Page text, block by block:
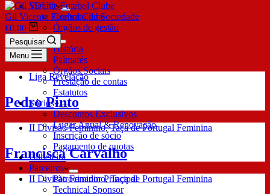
SDUQ
Contrato de Sociedade
Órgãos de gestão
Clube
História
Palmarés
Órgãos Sociais
Prestação de contas
Estatutos
Sócios
Descontos Exclusivos
Lugar Anual & Renovação
Inscrição de sócio
Pagamento de quotas
Bilheteira
Parceiros
Patrocinador Principal
Technical Sponsor
Gil Vicente Futebol Clube
€0,00
Pesquisar
Menu
Liga Revelação
Pedro Pinto
II Divisão Feminino,Taça de Portugal Feminina
Francisca Carvalho
II Divisão Feminino,Taça de Portugal Feminina